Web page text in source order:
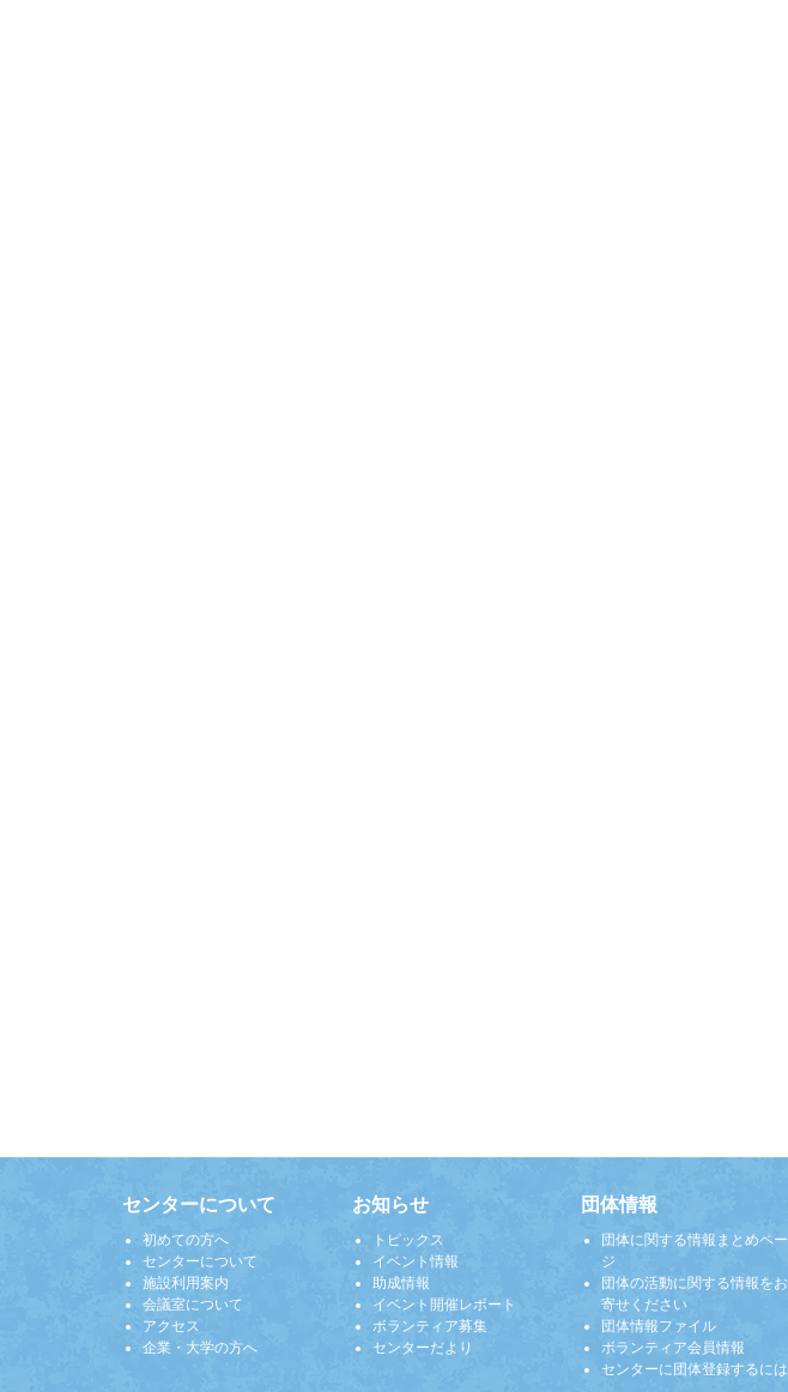
センターについて
初めての方へ
センターについて
施設利用案内
会議室について
アクセス
企業・大学の方へ
お知らせ
トピックス
イベント情報
助成情報
イベント開催レポート
ボランティア募集
センターだより
団体情報
団体に関する情報まとめペー
ジ
団体の活動に関する情報をお
寄せください
団体情報ファイル
ボランティア会員情報
センターに団体登録するには